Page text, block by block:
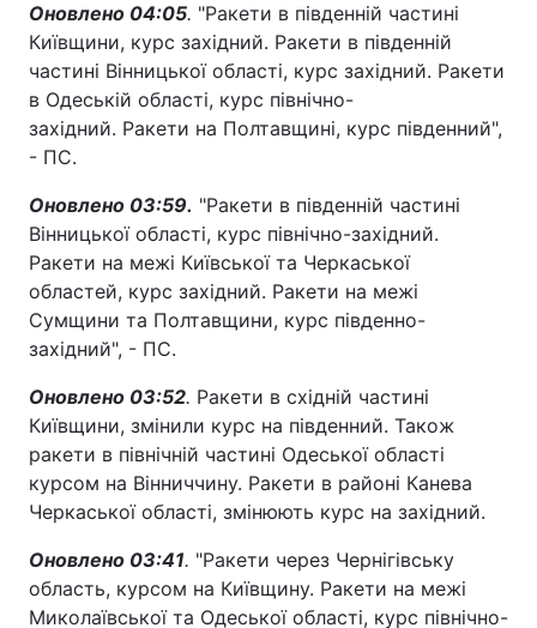
Оновлено 04:05. "Ракети в південній частині
Київщини, курс західний. Ракети в південній
частині Вінницької області, курс західний. Ракети
в Одеській області, курс північно-
західний. Ракети на Полтавщині, курс південний",
- ПС.
Оновлено 03:59. "Ракети в південній частині
Вінницької області, курс північно-західний.
Ракети на межі Київської та Черкаської
областей, курс західний. Ракети на межі
Сумщини та Полтавщини, курс південно-
західний", - ПС.
Оновлено 03:52. Ракети в східній частині
Київщини, змінили курс на південний. Також
ракети в північній частині Одеської області
курсом на Вінниччину. Ракети в районі Канева
Черкаської області, змінюють курс на західний.
Оновлено 03:41. "Ракети через Чернігівську
область, курсом на Київщину. Ракети на межі
Миколаївської та Одеської області, курс північно-